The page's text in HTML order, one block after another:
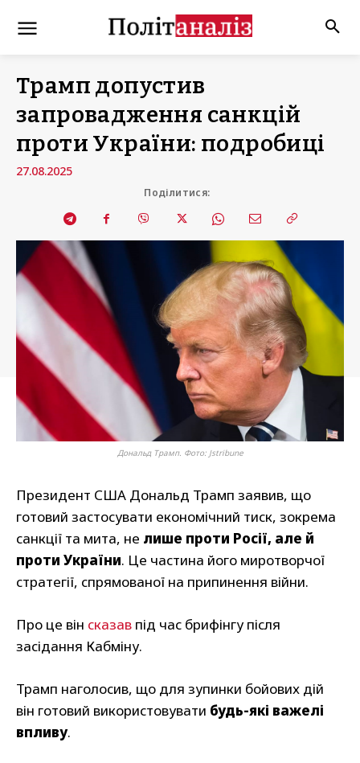
Трамп допустив
запровадження санкцій
проти України: подробиці
27.08.2025
Поділитися:
Дональд Трамп. Фото: Jstribune
Президент США Дональд Трамп заявив, що
готовий застосувати економічний тиск, зокрема
санкції та мита, не лише проти Росії, але й
проти України. Це частина його миротворчої
стратегії, спрямованої на припинення війни.
Про це він сказав під час брифінгу після
засідання Кабміну.
Трамп наголосив, що для зупинки бойових дій
він готовий використовувати будь-які важелі
впливу.